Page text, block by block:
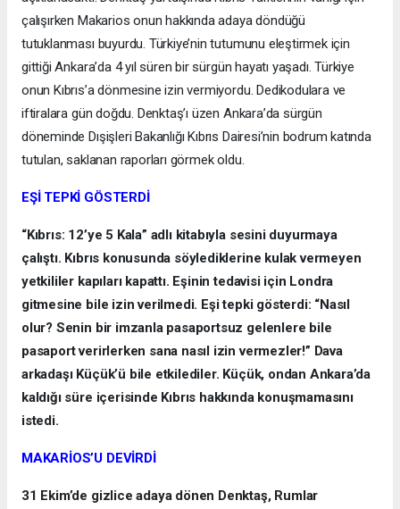
çalışırken Makarios onun hakkında adaya döndüğü
tutuklanması buyurdu. Türkiye’nin tutumunu eleştirmek için
gittiği Ankara’da 4 yıl süren bir sürgün hayatı yaşadı. Türkiye
onun Kıbrıs’a dönmesine izin vermiyordu. Dedikodulara ve
iftiralara gün doğdu. Denktaş’ı üzen Ankara’da sürgün
döneminde Dışişleri Bakanlığı Kıbrıs Dairesi’nin bodrum katında
tutulan, saklanan raporları görmek oldu.
EŞİ TEPKİ GÖSTERDİ
“Kıbrıs: 12’ye 5 Kala” adlı kitabıyla sesini duyurmaya
çalıştı. Kıbrıs konusunda söylediklerine kulak vermeyen
yetkililer kapıları kapattı. Eşinin tedavisi için Londra
gitmesine bile izin verilmedi. Eşi tepki gösterdi: “Nasıl
olur? Senin bir imzanla pasaportsuz gelenlere bile
pasaport verirlerken sana nasıl izin vermezler!” Dava
arkadaşı Küçük’ü bile etkilediler. Küçük, ondan Ankara’da
kaldığı süre içerisinde Kıbrıs hakkında konuşmamasını
istedi.
MAKARİOS’U DEVİRDİ
31 Ekim’de gizlice adaya dönen Denktaş, Rumlar